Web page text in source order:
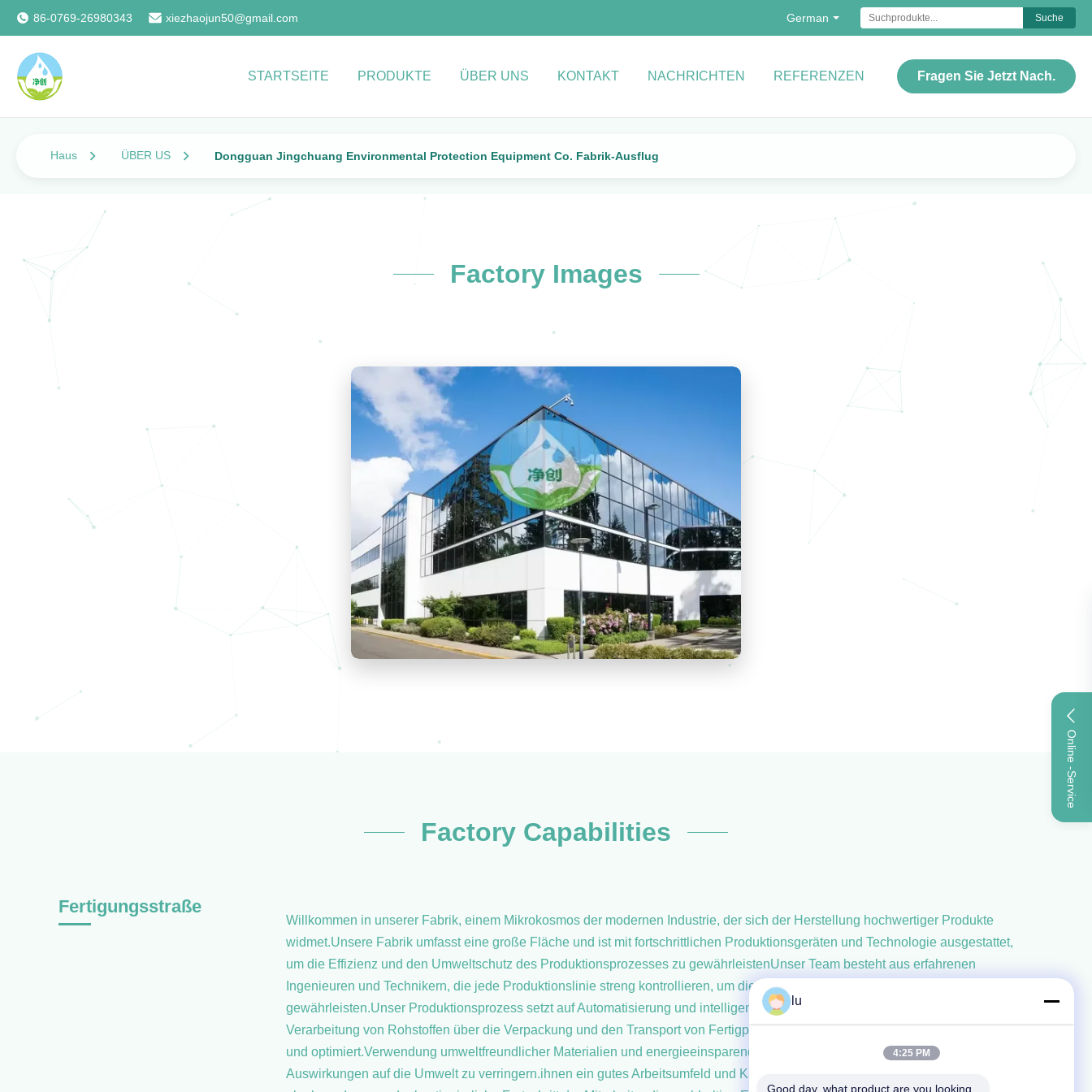
86-0769-26980343 xiezhaojun50@gmail.com German Suche
STARTSEITE PRODUKTE ÜBER UNS KONTAKT NACHRICHTEN REFERENZEN Fragen Sie Jetzt Nach.
Online -Service
Haus ÜBER US Dongguan Jingchuang Environmental Protection Equipment Co. Fabrik-Ausflug
Factory Images
Factory Capabilities
Fertigungsstraße
Willkommen in unserer Fabrik, einem Mikrokosmos der modernen Industrie, der sich der Herstellung hochwertiger Produkte
widmet.Unsere Fabrik umfasst eine große Fläche und ist mit fortschrittlichen Produktionsgeräten und Technologie ausgestattet,
um die Effizienz und den Umweltschutz des Produktionsprozesses zu gewährleistenUnser Team besteht aus erfahrenen
Ingenieuren und Technikern, die jede Produktionslinie streng kontrollieren, um die Qualität und Konsistenz der Produkte zu
gewährleisten.Unser Produktionsprozess setzt auf Automatisierung und intelligente Technologie.Von der Beschaffung und
Verarbeitung von Rohstoffen über die Verpackung und den Transport von Fertigprodukten wird jeder Schritt sorgfältig konzipiert
und optimiert.Verwendung umweltfreundlicher Materialien und energieeinsparender Verfahren, und bemühen uns, die
Auswirkungen auf die Umwelt zu verringern.ihnen ein gutes Arbeitsumfeld und Karriereentwicklungsmöglichkeiten zu bietenWir
lu
4:25 PM
Good day, what product are you looking